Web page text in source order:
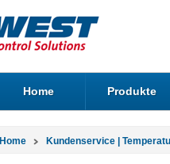
Home Produkte
Home Kundenservice |